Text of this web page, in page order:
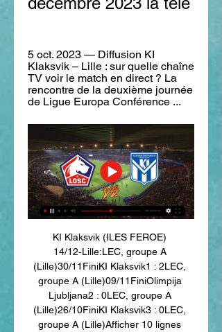
5 oct. 2023 — Diffusion KI
Klaksvik – Lille : sur quelle chaîne
TV voir le match en direct ? La
rencontre de la deuxième journée
de Ligue Europa Conférence ...
KI Klaksvik (ILES FEROE)
14/12‑Lille:LEC, groupe A
(Lille)30/11FiniKI Klaksvik1 : 2LEC,
groupe A (Lille)09/11FiniOlimpija
Ljubljana2 : 0LEC, groupe A
(Lille)26/10FiniKI Klaksvik3 : 0LEC,
groupe A (Lille)Afficher 10 lignes